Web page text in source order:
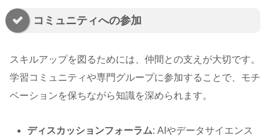
コミュニティへの参加
スキルアップを図るためには、仲間との支えが大切です。
学習コミュニティや専門グループに参加することで、モチ
ベーションを保ちながら知識を深められます。
ディスカッションフォーラム: AIやデータサイエンス